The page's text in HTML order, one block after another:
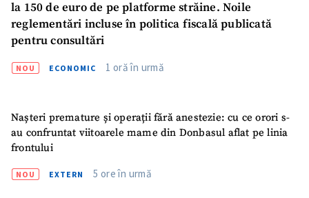
la 150 de euro de pe platforme străine. Noile
reglementări incluse în politica fiscală publicată
pentru consultări
NOU ECONOMIC 1 oră în urmă
Nașteri premature și operații fără anestezie: cu ce orori s-
au confruntat viitoarele mame din Donbasul aflat pe linia
frontului
NOU EXTERN 5 ore în urmă